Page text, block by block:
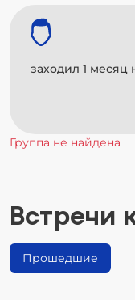
заходил 1 месяц
Группа не найдена
Встречи
Прошедшие